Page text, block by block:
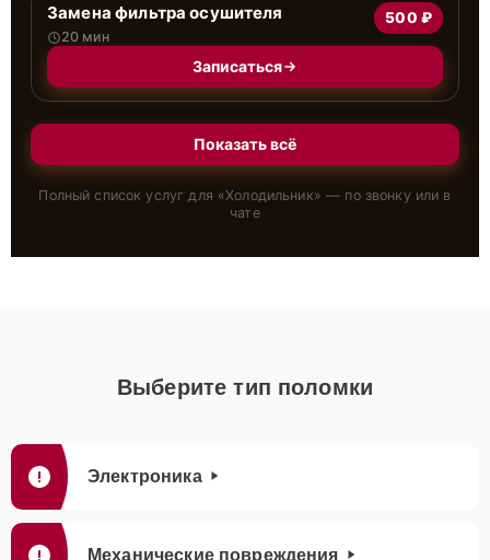
Замена фильтра осушителя
20 мин
500 ₽
Записаться
Показать всё
Полный список услуг для «Холодильник» — по звонку или в
чате
Выберите тип поломки
Электроника
Механические повреждения